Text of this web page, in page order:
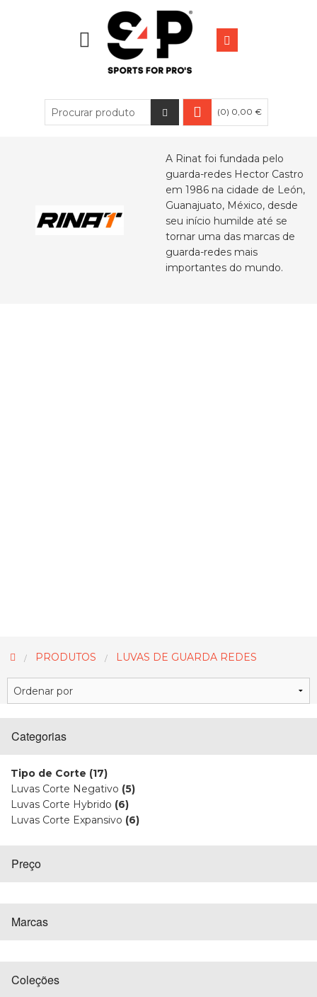
(0) 0,00 €
A Rinat foi fundada pelo
guarda-redes Hector Castro
em 1986 na cidade de León,
Guanajuato, México, desde
seu início humilde até se
tornar uma das marcas de
guarda-redes mais
importantes do mundo.
PRODUTOS LUVAS DE GUARDA REDES
Categorias
Tipo de Corte (17)
Luvas Corte Negativo (5)
Luvas Corte Hybrido (6)
Luvas Corte Expansivo (6)
Preço
Marcas
Coleções